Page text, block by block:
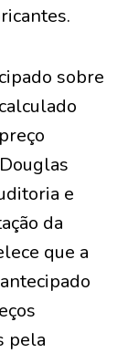
sobre
e
da
que a
pela